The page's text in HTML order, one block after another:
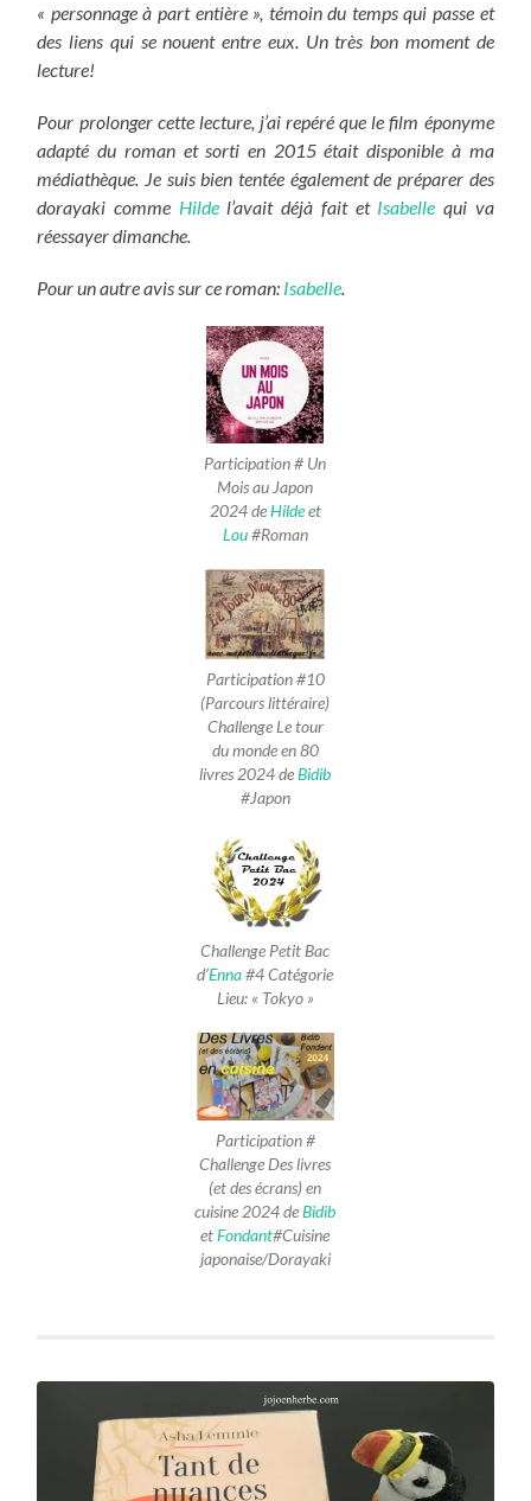
« personnage à part entière », témoin du temps qui passe et
des liens qui se nouent entre eux. Un très bon moment de
lecture!
Pour prolonger cette lecture, j’ai repéré que le film éponyme
adapté du roman et sorti en 2015 était disponible à ma
médiathèque. Je suis bien tentée également de préparer des
dorayaki comme Hildel’avait déjà fait et Isabelle qui va
réessayer dimanche.
Pour un autre avis sur ce roman: Isabelle.
Participation # Un
Mois au Japon
2024 deHildeet
Lou#Roman
Participation #10
(Parcours littéraire)
Challenge Le tour
du monde en 80
livres 2024 deBidib
#Japon
Challenge Petit Bac
d’Enna#4 Catégorie
Lieu: « Tokyo »
Participation #
Challenge Des livres
(et des écrans) en
cuisine 2024 deBidib
etFondant#Cuisine
japonaise/Dorayaki